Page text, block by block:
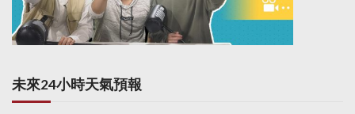
未來24小時天氣預報